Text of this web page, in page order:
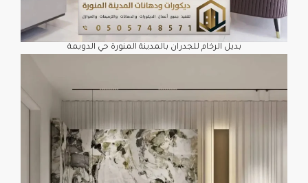
بديل الرخام للجدران بالمدينة المنورة حي الدويمة